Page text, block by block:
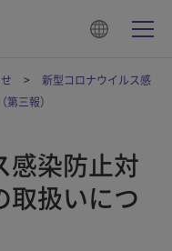
新型コロナウイルス感
三報）
感染防止対
取扱いにつ